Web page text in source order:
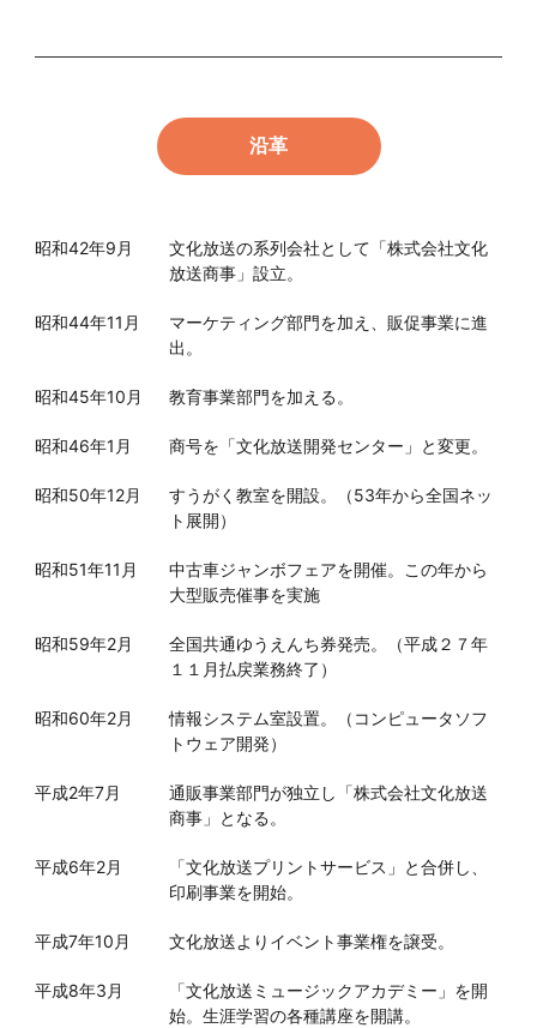
沿革
昭和42年9月
文化放送の系列会社として「株式会社文化
放送商事」設立。
昭和44年11月
マーケティング部門を加え、販促事業に進
出。
昭和45年10月 教育事業部門を加える。
昭和46年1月 商号を「文化放送開発センター」と変更。
昭和50年12月
すうがく教室を開設。（53年から全国ネッ
ト展開）
昭和51年11月
中古車ジャンボフェアを開催。この年から
大型販売催事を実施
昭和59年2月
全国共通ゆうえんち券発売。（平成２７年
１１月払戻業務終了）
昭和60年2月
情報システム室設置。（コンピュータソフ
トウェア開発）
平成2年7月
通販事業部門が独立し「株式会社文化放送
商事」となる。
平成6年2月
「文化放送プリントサービス」と合併し、
印刷事業を開始。
平成7年10月 文化放送よりイベント事業権を譲受。
平成8年3月
「文化放送ミュージックアカデミー」を開
始。生涯学習の各種講座を開講。